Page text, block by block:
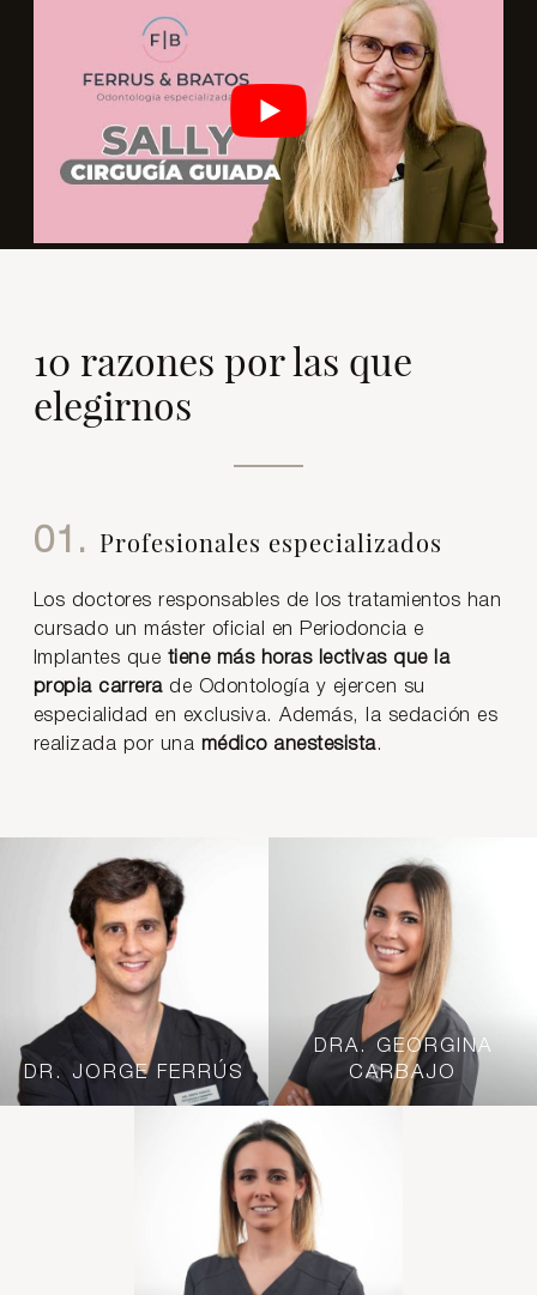
10 razones por las que
elegirnos
01. Profesionales especializados
Los doctores responsables de los tratamientos han
cursado un máster oficial en Periodoncia e
Implantes que tiene más horas lectivas que la
propia carrerade Odontología y ejercen su
especialidad en exclusiva. Además, la sedación es
realizada por una médico anestesista.
DR. JORGE FERRÚS
DRA. GEORGINA
CARBAJO